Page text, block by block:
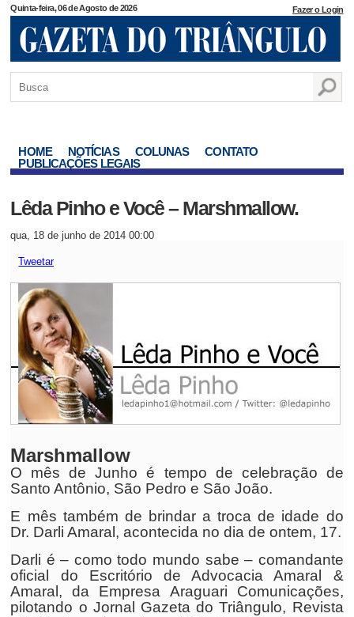
Quinta-feira, 06 de Agosto de 2026 Fazer o Login
HOME NOTÍCIAS COLUNAS
CONTATO
PUBLICAÇÕES LEGAIS
Lêda Pinho e Você – Marshmallow.
qua, 18 de junho de 2014 00:00
Tweetar
Marshmallow
O mês de Junho é tempo de celebração de
Santo Antônio, São Pedro e São João.
E mês também de brindar a troca de idade do
Dr. Darli Amaral, acontecida no dia de ontem, 17.
Darli é – como todo mundo sabe – comandante
oficial do Escritório de Advocacia Amaral &
Amaral, da Empresa Araguari Comunicações,
pilotando o Jornal Gazeta do Triângulo, Revista